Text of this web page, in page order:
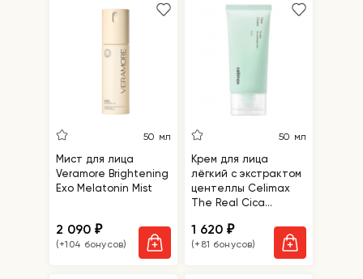
50 мл
Мист для лица
Veramore Brightening
Exo Melatonin Mist
2 090₽
(+104 бонусов)
50 мл
Крем для лица
лёгкий с экстрактом
центеллы Celimax
The Real Cica
1 620₽
(+81 бонусов)